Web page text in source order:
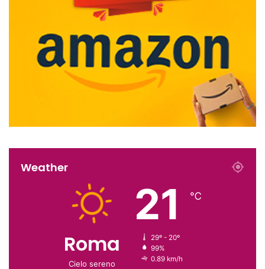
Weather
Roma
Cielo sereno
21 ℃
29º - 20º
99%
0.89 km/h